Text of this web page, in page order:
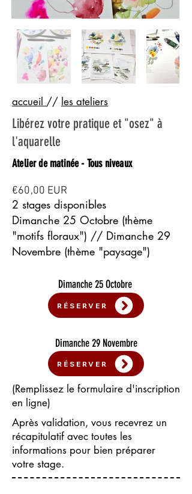
accueil // les ateliers
Libérez votre pratique et "osez" à
l'aquarelle
Atelier de matinée - Tous niveaux
€60,00 EUR
2 stages disponibles
Dimanche 25 Octobre (thème
"motifs floraux") // Dimanche 29
Novembre (thème "paysage")
Dimanche 25 Octobre
RÉSERVER
Dimanche 29 Novembre
RÉSERVER
(Remplissez le formulaire d'inscription
en ligne)
Après validation, vous recevrez un
récapitulatif avec toutes les
informations pour bien préparer
votre stage.